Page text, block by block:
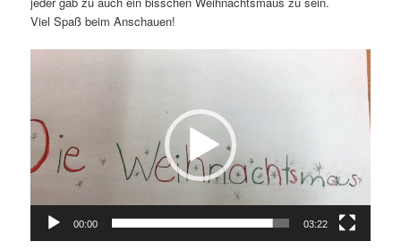
Viel Spaß beim Anschauen!
00:00 03:22